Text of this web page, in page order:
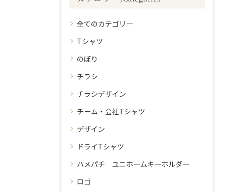
全てのカテゴリー
Tシャツ
のぼり
チラシ
チラシデザイン
チーム・会社Tシャツ
デザイン
ドライTシャツ
ハメパチ ユニホームキーホルダー
ロゴ